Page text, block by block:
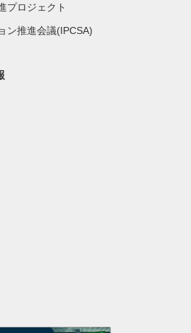
プロジェクト
ン推進会議(IPCSA)